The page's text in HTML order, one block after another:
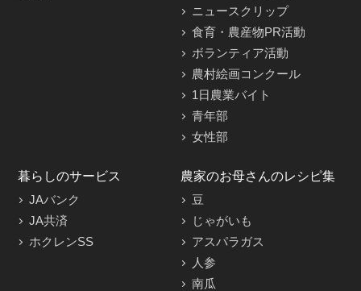
ニュースクリップ
食育・農産物PR活動
ボランティア活動
農村絵画コンクール
1日農業バイト
青年部
女性部
暮らしのサービス
JAバンク
JA共済
ホクレンSS
農家のお母さんのレシピ集
豆
じゃがいも
アスパラガス
人参
南瓜